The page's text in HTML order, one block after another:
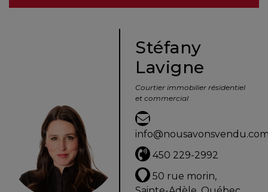
Évaluation
Avec
un
Stéfany
Lavigne
Courtier immobilier résidentiel
et commercial
450 229-2992
50 rue morin,